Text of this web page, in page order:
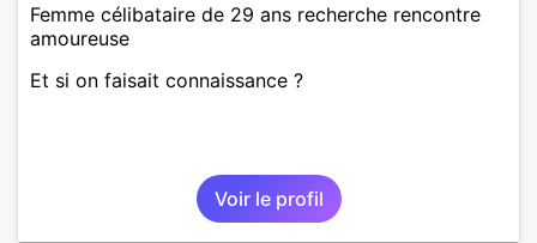
Femme célibataire de 29 ans recherche rencontre
amoureuse
Et si on faisait connaissance ?
Voir le profil